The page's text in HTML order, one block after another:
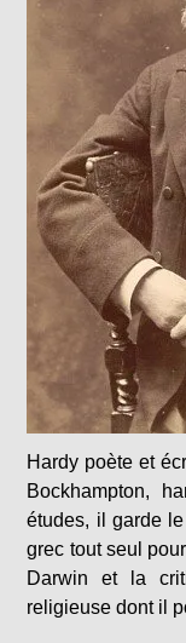
Hardy poète et
Bockhampton,
études, il garde
grec tout seul
Darwin et la
religieuse dont il